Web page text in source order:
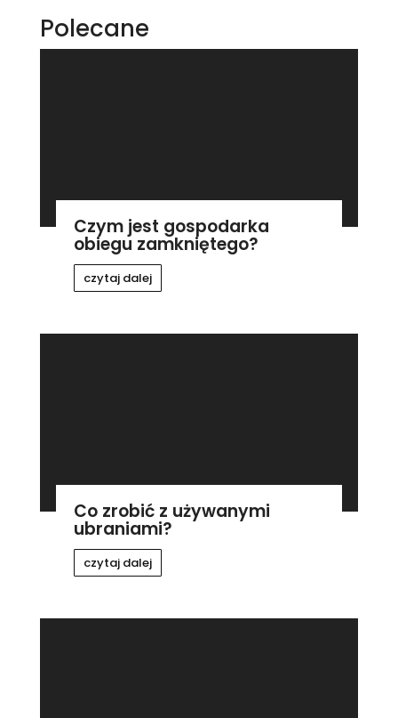
Polecane
Czym jest gospodarka
obiegu zamkniętego?
czytaj dalej
Co zrobić z używanymi
ubraniami?
czytaj dalej